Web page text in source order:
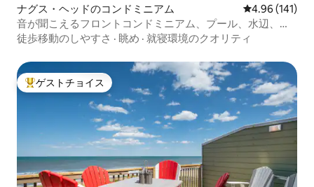
ナグス・ヘッドのコンドミニアム レビュー141
4.96 (141)
音が聞こえるフロントコンドミニアム、プール、水辺、夕
日
徒歩移動のしやすさ · 眺め · 就寝環境のクオリティ
大好評のゲストチョイスです。
ゲストチョイス